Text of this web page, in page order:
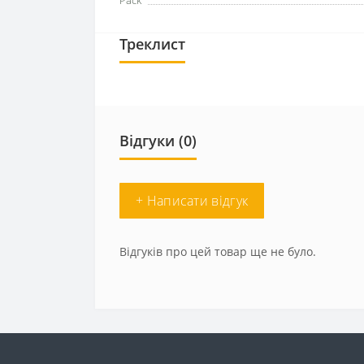
Треклист
Відгуки (0)
+ Написати відгук
Відгуків про цей товар ще не було.